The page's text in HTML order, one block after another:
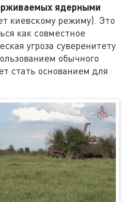
ядерными
киевскому режиму). Это
как совместное
угроза суверенитету
обычного
стать основанием для